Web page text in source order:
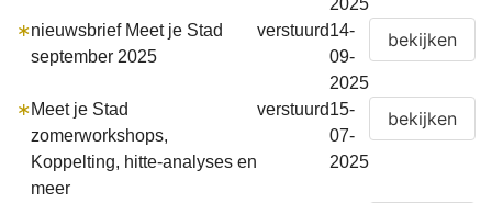
∗nieuwsbrief Meet je Stad
september 2025
verstuurd14-
09-
2025
∗Meet je Stad
zomerworkshops,
Koppelting, hitte-analyses en
meer
verstuurd15-
07-
2025